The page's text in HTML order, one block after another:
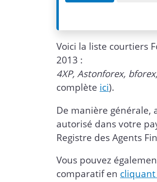
Voici la liste courtiers
2013 :
4XP, Astonforex,
complète ici).
De manière générale,
autorisé dans votre
Registre des Agents
Vous pouvez
comparatif en cliquant